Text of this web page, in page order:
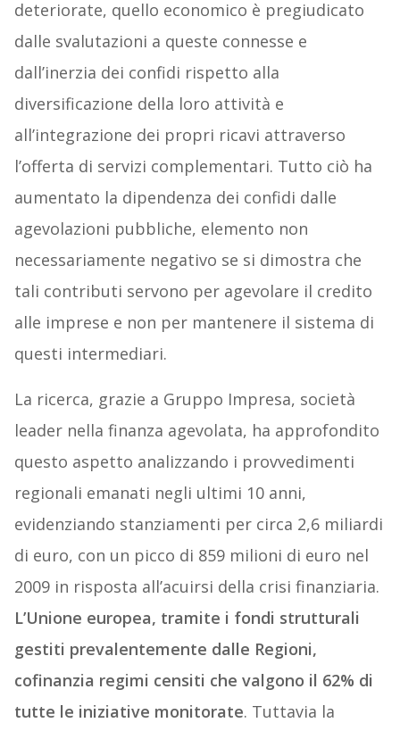
deteriorate, quello economico è pregiudicato
dalle svalutazioni a queste connesse e
dall’inerzia dei confidi rispetto alla
diversificazione della loro attività e
all’integrazione dei propri ricavi attraverso
l’offerta di servizi complementari. Tutto ciò ha
aumentato la dipendenza dei confidi dalle
agevolazioni pubbliche, elemento non
necessariamente negativo se si dimostra che
tali contributi servono per agevolare il credito
alle imprese e non per mantenere il sistema di
questi intermediari.
La ricerca, grazie a Gruppo Impresa, società
leader nella finanza agevolata, ha approfondito
questo aspetto analizzando i provvedimenti
regionali emanati negli ultimi 10 anni,
evidenziando stanziamenti per circa 2,6 miliardi
di euro, con un picco di 859 milioni di euro nel
2009 in risposta all’acuirsi della crisi finanziaria.
L’Unione europea, tramite i fondi strutturali
gestiti prevalentemente dalle Regioni,
cofinanzia regimi censiti che valgono il 62% di
tutte le iniziative monitorate. Tuttavia la